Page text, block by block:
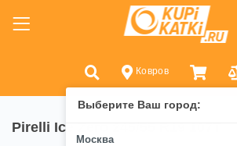
Ковров
Выберите Ваш город:
Москва
Pirelli Ice Zero 245/55 R19 107T